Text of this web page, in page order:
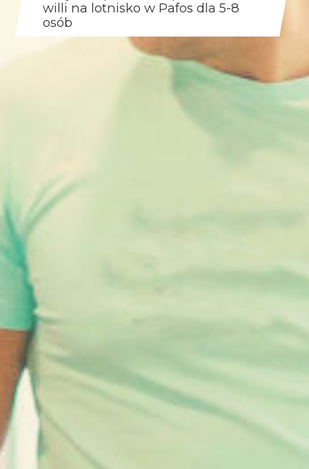
willi na lotnisko w Pafos dla 5-8
osób